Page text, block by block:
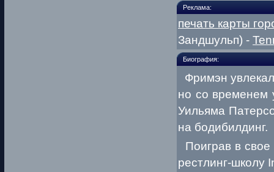
Реклама:
печать карты
Зандшульп) -
Биография:
Фримэн
но со временем
Уильяма
на бодибилдинг.
Поиграв в свое
рестлинг-школу